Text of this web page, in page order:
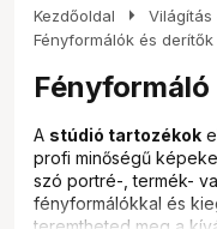
Kezdőoldal arrow_right Világítás
Fényformálók és derítők
A stúdió tartozékok
profi minőségű
szó portré-, termék-
fényformálókkal és